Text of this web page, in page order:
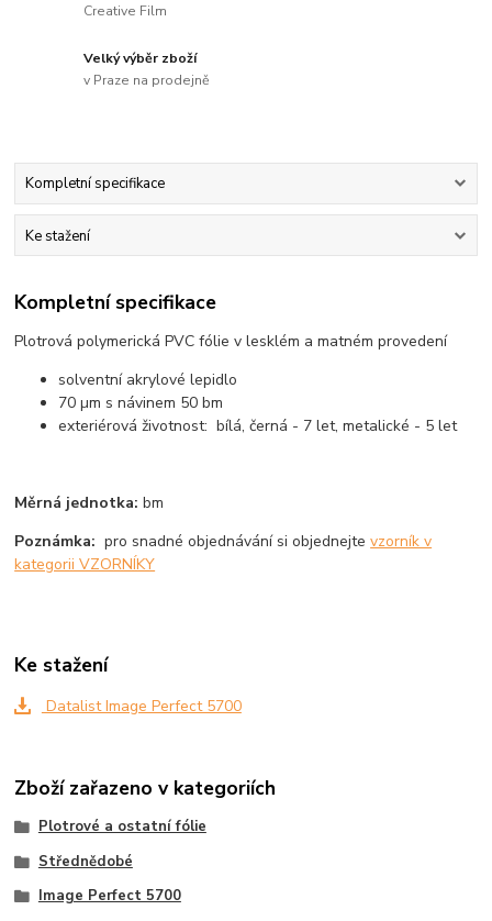
Creative Film
Velký výběr zboží
v Praze na prodejně
Kompletní specifikace
Ke stažení
Kompletní specifikace
Plotrová polymerická PVC fólie v lesklém a matném provedení
solventní akrylové lepidlo
70 µm s návinem 50 bm
exteriérová životnost: bílá, černá - 7 let, metalické - 5 let
Měrná jednotka: bm
Poznámka: pro snadné objednávání si objednejtevzorník v
kategorii VZORNÍKY
Ke stažení
Datalist Image Perfect 5700
Zboží zařazeno v kategoriích
Plotrové a ostatní fólie
Střednědobé
Image Perfect 5700